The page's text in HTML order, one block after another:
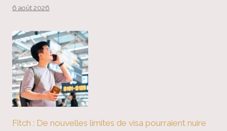
6 août 2026
Fitch : De nouvelles limites de visa pourraient nuire